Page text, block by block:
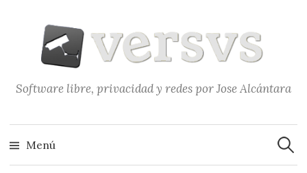
contenido
Software libre, privacidad y redes por Jose Alcántara
Menú